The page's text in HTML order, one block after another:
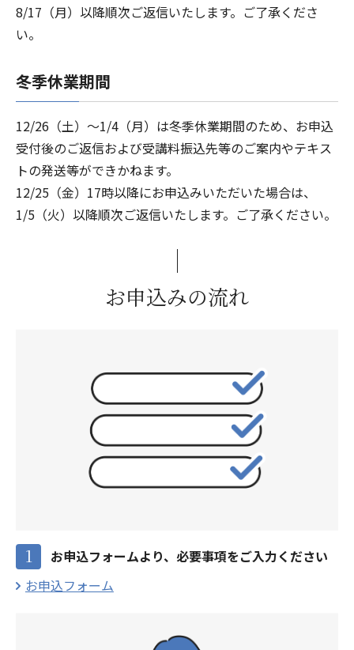
8/17（月）以降順次ご返信いたします。ご了承くださ
い。
冬季休業期間
12/26（土）～1/4（月）は冬季休業期間のため、お申込
受付後のご返信および受講料振込先等のご案内やテキス
トの発送等ができかねます。
12/25（金）17時以降にお申込みいただいた場合は、
1/5（火）以降順次ご返信いたします。ご了承ください。
お申込みの流れ
1
お申込フォームより、必要事項をご入力ください
お申込フォーム